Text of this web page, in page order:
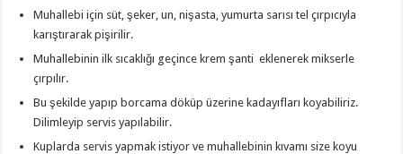
Muhallebi için süt, şeker, un, nişasta, yumurta sarısı tel çırpıcıyla
karıştırarak pişirilir.
Muhallebinin ilk sıcaklığı geçince krem şanti eklenerek mikserle
çırpılır.
Bu şekilde yapıp borcama döküp üzerine kadayıfları koyabiliriz.
Dilimleyip servis yapılabilir.
Kuplarda servis yapmak istiyor ve muhallebinin kıvamı size koyu